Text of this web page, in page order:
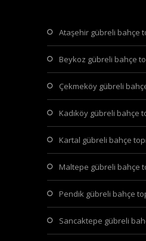
ataşehir gübreli bahçe
beykoz gübreli bahçe
çekmeköy gübreli
kadıköy gübreli bahçe
kartal gübreli bahçe
maltepe gübreli bahçe
pendik gübreli bahçe
sancaktepe gübreli